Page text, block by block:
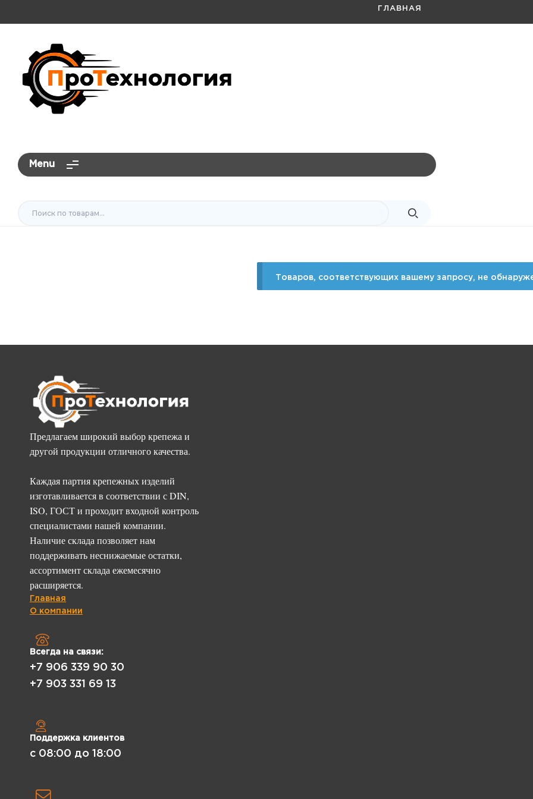
ГЛАВНАЯ
Menu
Товаров, соответствующих вашему запросу, не
Предлагаем широкий выбор крепежа и
другой продукции отличного качества.
Каждая партия крепежных изделий
изготавливается в соответствии с DIN,
ISO, ГОСТ и проходит входной контроль
специалистами нашей компании.
Наличие склада позволяет нам
поддерживать неснижаемые остатки,
ассортимент склада ежемесячно
расширяется.
Главная
О компании
Всегда на связи:
+7 906 339 90 30
+7 903 331 69 13
Поддержка клиентов
с 08:00 до 18:00